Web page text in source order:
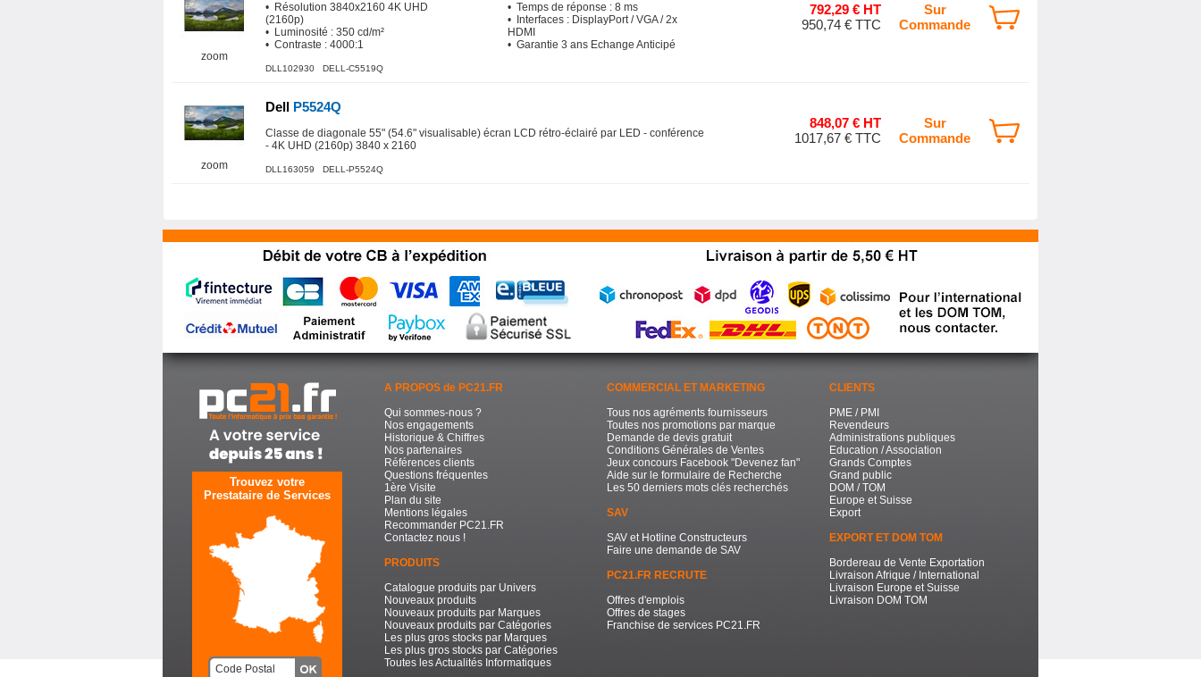
zoom
• Résolution 3840x2160 4K UHD
(2160p)
• Luminosité : 350 cd/m²
• Contraste : 4000:1
• Temps de réponse : 8 ms
• Interfaces : DisplayPort / VGA / 2x
HDMI
• Garantie 3 ans Echange Anticipé
DLL102930 DELL-C5519Q
792,29 € HT
950,74 € TTC
Sur
Commande
zoom
Dell P5524Q
Classe de diagonale 55" (54.6" visualisable) écran LCD rétro-éclairé par LED - conférence
- 4K UHD (2160p) 3840 x 2160
DLL163059 DELL-P5524Q
848,07 € HT
1017,67 € TTC
Sur
Commande
Trouvez votre
Prestataire de Services
A PROPOS de PC21.FR
Qui sommes-nous ?
Nos engagements
Historique & Chiffres
Nos partenaires
Références clients
Questions fréquentes
1ère Visite
Plan du site
Mentions légales
Recommander PC21.FR
Contactez nous !
PRODUITS
Catalogue produits par Univers
Nouveaux produits
Nouveaux produits par Marques
Nouveaux produits par Catégories
Les plus gros stocks par Marques
Les plus gros stocks par Catégories
Toutes les Actualités Informatiques
COMMERCIAL ET MARKETING
Tous nos agréments fournisseurs
Toutes nos promotions par marque
Demande de devis gratuit
Conditions Générales de Ventes
Jeux concours Facebook "Devenez fan"
Aide sur le formulaire de Recherche
Les 50 derniers mots clés recherchés
SAV
SAV et Hotline Constructeurs
Faire une demande de SAV
PC21.FR RECRUTE
Offres d'emplois
Offres de stages
Franchise de services PC21.FR
CLIENTS
PME / PMI
Revendeurs
Administrations publiques
Education / Association
Grands Comptes
Grand public
DOM / TOM
Europe et Suisse
Export
EXPORT ET DOM TOM
Bordereau de Vente Exportation
Livraison Afrique / International
Livraison Europe et Suisse
Livraison DOM TOM